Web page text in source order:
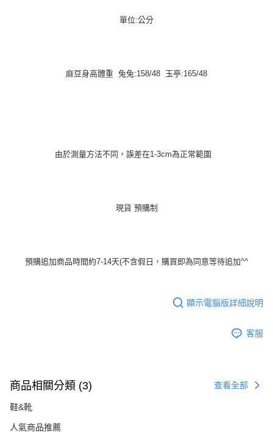
單位:公分
麻豆身高體重 兔兔:158/48 玉亭:165/48
由於測量方法不同，誤差在1-3cm為正常範圍
現貨 預購制
預購追加商品時間約7-14天(不含假日，購買即為同意等待追加^^
顯示電腦版詳細說明
客服
商品相關分類 (3) 查看全部
鞋&靴
人氣商品推薦